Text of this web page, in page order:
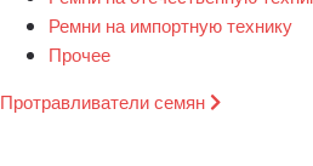
Ремни на импортную технику
Прочее
Протравливатели семян